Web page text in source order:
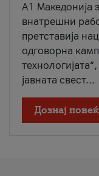
A1 Македонија
внатрешни
претставија
одговорна
јавната свест...
Дознај